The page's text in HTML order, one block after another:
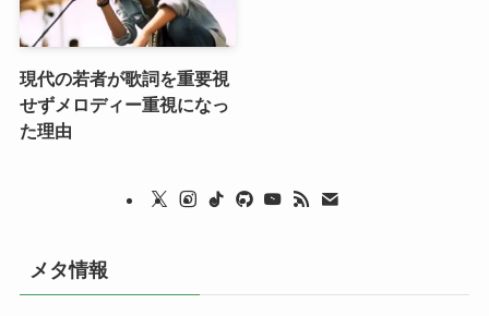
現代の若者が歌詞を重要視
せずメロディー重視になっ
た理由
メタ情報